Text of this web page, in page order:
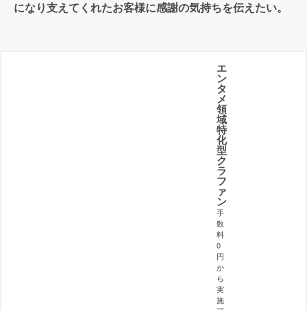
になり支えてくれたお客様に感謝の気持ちを伝えたい。
エ
ン
タ
メ
領
域
特
化
型
ク
ラ
フ
ァ
ン
手
数
料
0
円
か
ら
実
施